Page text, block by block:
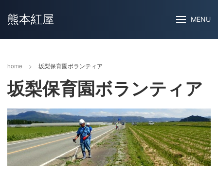
熊本紅屋 MENU
home > 坂梨保育園ボランティア
坂梨保育園ボランティア